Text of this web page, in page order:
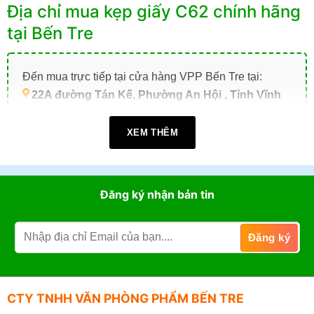
Địa chỉ mua kẹp giấy C62 chính hãng
tại Bến Tre
Đến mua trực tiếp tại cửa hàng VPP Bến Tre tại:
22A đường Tán Kế, Phường An Hội , Tỉnh Vĩnh
07h30 - 17h30(Từ: Thứ 2 đến Thứ 7,
Đặt mua online tại website https://vppbentre.vn
Đặt mua qua điện thoại:
0869.03.9090
096.339.3566
XEM THÊM
Đăng ký nhận bản tin
CTY TNHH VĂN PHÒNG PHẨM BẾN TRE